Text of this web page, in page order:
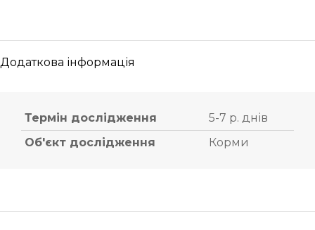
Додаткова інформація
Термін дослідження
5-7 р. днів
Об'єкт дослідження
Корми